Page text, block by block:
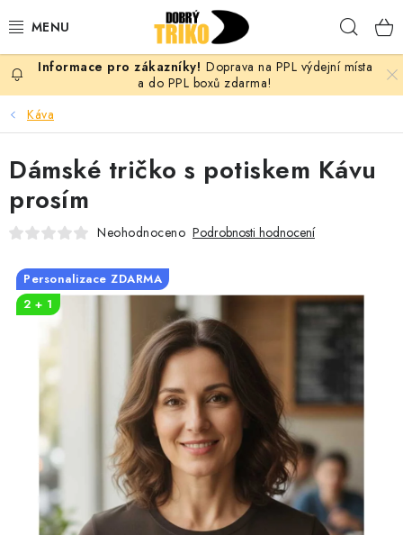
na
PRO ŽENY
PRO MUŽE
PRO DĚTI
PRO PÁRY
VLASTNÍ MOTIV
TRIČKA
OKAMŽITĚ K ODBĚRU
B2B
Doprava na PPL výdejní místa
a do PPL boxů zdarma!
Káva
Dámské tričko s potiskem Kávu
prosím
Neohodnoceno Podrobnosti hodnocení
Personalizace ZDARMA
2 + 1